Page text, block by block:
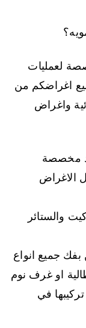
لعمليات
اغراضكم من
واغراض
مخصصة
الاغراض
والستائر
بفك جميع انواع
او غرف نوم
في